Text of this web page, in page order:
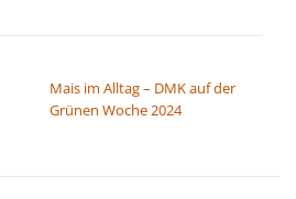
Mais im Alltag – DMK auf der
Grünen Woche 2024